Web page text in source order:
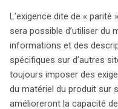
L’exigence dite de « parité
sera possible d’utiliser du
informations et des
spécifiques sur d’autres
toujours imposer des
du matériel du produit sur
amélioreront la capacité